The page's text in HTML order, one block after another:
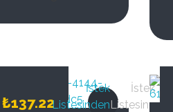
₺137.22
İstek
Listesinden
İstek
Listesine